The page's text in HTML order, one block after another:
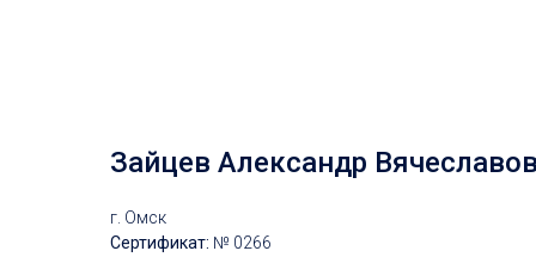
Зайцев Александр
г. Омск
Сертификат: № 0266